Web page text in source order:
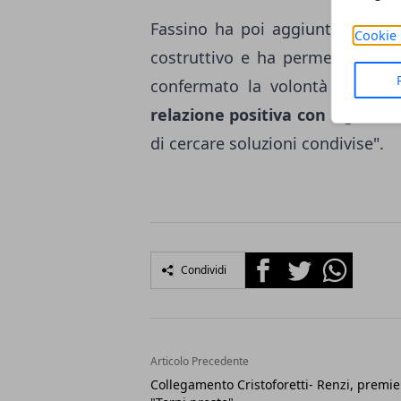
Cookie
Fassino ha poi aggiunto:
costruttivo e ha permesso di
confermato la volontà di
relazione positiva con il governo
di cercare soluzioni condivise".
Condividi FacebookTwitterWhatsapp
Articolo Precedente
Collegamento Cristoforetti- Renzi,